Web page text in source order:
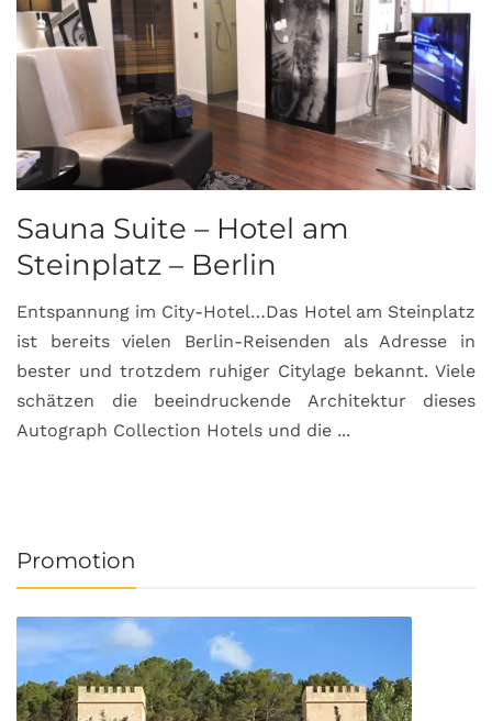
Sauna Suite – Hotel am
Steinplatz – Berlin
Entspannung im City-Hotel…Das Hotel am Steinplatz
ist bereits vielen Berlin-Reisenden als Adresse in
bester und trotzdem ruhiger Citylage bekannt. Viele
schätzen die beeindruckende Architektur dieses
Autograph Collection Hotels und die ...
Promotion